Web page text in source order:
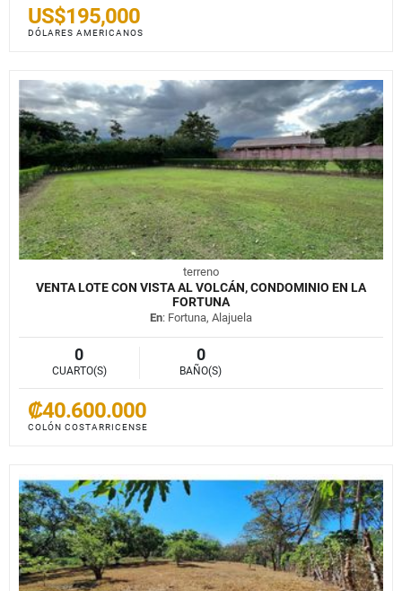
US$195,000
DÓLARES AMERICANOS
terreno
VENTA LOTE CON VISTA AL VOLCÁN, CONDOMINIO EN LA
FORTUNA
En: Fortuna, Alajuela
0
CUARTO(S)
0
BAÑO(S)
₡40.600.000
COLÓN COSTARRICENSE